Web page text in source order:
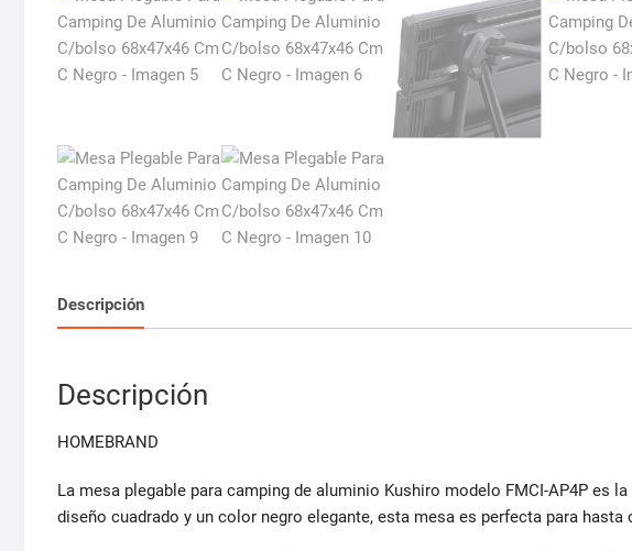
Descripción
Descripción
HOMEBRAND
La mesa plegable para camping de aluminio Kushiro modelo FMCI-AP4P es
diseño cuadrado y un color negro elegante, esta mesa es perfecta para